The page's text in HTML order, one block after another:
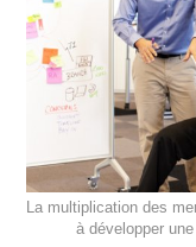
La multiplication des
à développer